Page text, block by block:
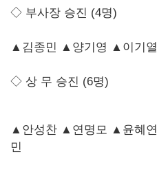
◇ 부사장 승진 (4명)
▲ 김종민 ▲ 양기영 ▲ 이기열
◇ 상 무 승진 (6명)
▲ 안성찬 ▲ 연명모 ▲ 윤혜연
민